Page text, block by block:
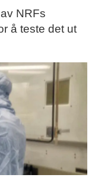
NRFs
å teste det ut